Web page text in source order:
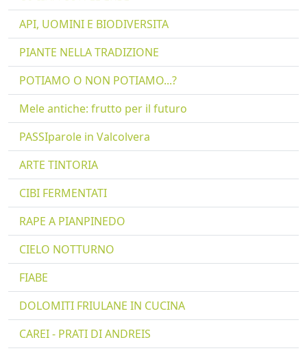
API, UOMINI E BIODIVERSITA
PIANTE NELLA TRADIZIONE
POTIAMO O NON POTIAMO...?
Mele antiche: frutto per il futuro
PASSIparole in Valcolvera
ARTE TINTORIA
CIBI FERMENTATI
RAPE A PIANPINEDO
CIELO NOTTURNO
FIABE
DOLOMITI FRIULANE IN CUCINA
CAREI - PRATI DI ANDREIS